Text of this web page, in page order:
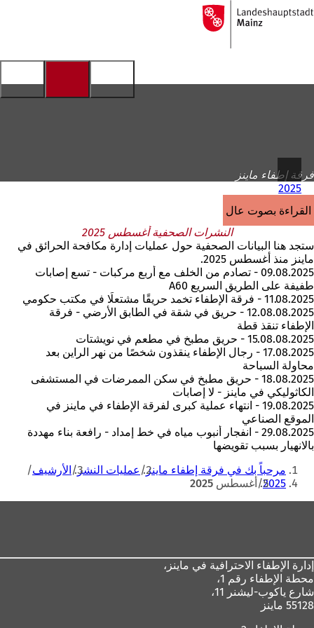
الانتقال إلى المحتوى
إلى
الصفحة
فرقة إطفاء ماينز
2025
القراءة بصوت عالٍ
النشرات الصحفية أغسطس 2025
ستجد هنا البيانات الصحفية حول عمليات إدارة مكافحة الحرائق في
ماينز منذ أغسطس 2025.
09.08.2025 - تصادم من الخلف مع أربع مركبات - تسع إصابات
طفيفة على الطريق السريع A60
11.08.2025 - فرقة الإطفاء تخمد حريقًا مشتعلًا في مكتب حكومي
12.08.08.2025 - حريق في شقة في الطابق الأرضي - فرقة
الإطفاء تنقذ قطة
15.08.08.2025 - حريق مطبخ في مطعم في نويشتات
17.08.2025 - رجال الإطفاء ينقذون شخصًا من نهر الراين بعد
محاولة السباحة
18.08.2025 - حريق مطبخ في سكن الممرضات في المستشفى
الكاثوليكي في ماينز - لا إصابات
19.08.2025 - انتهاء عملية كبرى لفرقة الإطفاء في ماينز في
الموقع الصناعي
29.08.2025 - انفجار أنبوب مياه في خط إمداد - رافعة بناء مهددة
بالانهيار بسبب تقويضها
أنت
هنا
مرحباً بك في فرقة إطفاء ماينز عمليات النشر الأرشيف
2025 أغسطس 2025
إدارة الإطفاء الاحترافية في ماينز،
محطة الإطفاء رقم 1،
شارع ياكوب-ليشنر 11،
55128 ماينز